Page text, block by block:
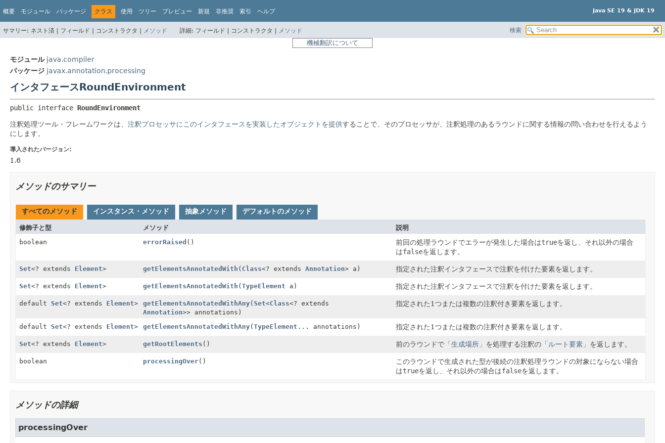
Java SE 19 & JDK 19
概要 モジュール パッケージ クラス 使用 ツリー プレビュー 新規 非推奨 索引 ヘルプ
サマリー: ネスト済 | フィールド | コンストラクタ | メソッド 詳細: フィールド | コンストラクタ | メソッド 検索
機械翻訳について
モジュール java.compiler
パッケージ javax.annotation.processing
インタフェースRoundEnvironment
public interface RoundEnvironment
注釈処理ツール・フレームワークは、 注釈プロセッサにこのインタフェースを実装したオブジェクトを提供することで、そのプロセッサが、注釈処理のあるラウンドに関する情報の問い合わせを行えるよう
にします。
導入されたバージョン:
1.6
メソッドのサマリー
すべてのメソッド インスタンス・メソッド 抽象メソッド デフォルトのメソッド
修飾子と型 メソッド
説明
boolean
errorRaised () 前回の処理ラウンドでエラーが発生した場合はtrueを返し、それ以外の場合
はfalseを返します。
Set<? extends Element> getElementsAnnotatedWith ( Class<? extends Annotation> a) 指定された注釈インタフェースで注釈を付けた要素を返します。
Set<? extends Element> getElementsAnnotatedWith (TypeElement a) 指定された注釈インタフェースで注釈を付けた要素を返します。
default Set<? extends Element> getElementsAnnotatedWithAny(Set<Class<? extends
Annotation>> annotations)
指定された1つまたは複数の注釈付き要素を返します。
default Set<? extends Element> getElementsAnnotatedWithAny(TypeElement ... annotations) 指定された1つまたは複数の注釈付き要素を返します。
Set<? extends Element> getRootElements () 前のラウンドで 「生成場所」 を処理する注釈の 「ルート要素」 を返します。
boolean processingOver()
このラウンドで生成された型が後続の注釈処理ラウンドの対象にならない場合
はtrueを返し、それ以外の場合はfalseを返します。
メソッドの詳細
processingOver